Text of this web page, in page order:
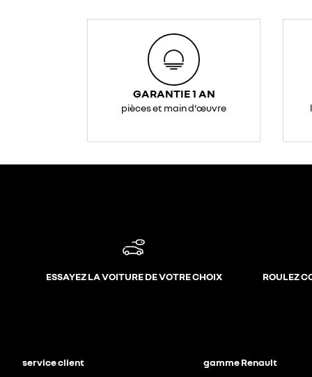
GARANTIE 1 AN
pièces et main d'œuvre
ESSAYEZ LA VOITURE DE VOTRE CHOIX ROULEZ
service client gamme Renault